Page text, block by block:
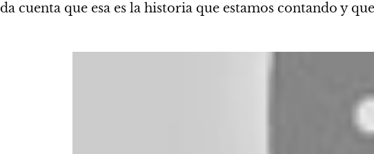
da cuenta que esa es la historia que estamos contando y